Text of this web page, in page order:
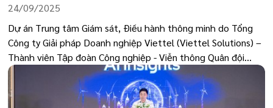
24/09/2025
Dự án Trung tâm Giám sát, Điều hành thông minh do Tổng
Công ty Giải pháp Doanh nghiệp Viettel (Viettel Solutions) –
Thành viên Tập đoàn Công nghiệp - Viễn thông Quân đội
(Viettel) triển khai đã được khởi công ngày 24/09/2025 tại
Phú Quốc cùng với 9 dự án trọng điểm khác, kỳ vọng đưa
thành phố đảo vươn lên trở thành đô thị thông minh tiên